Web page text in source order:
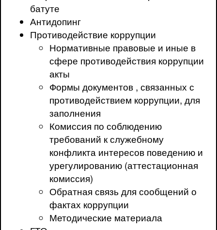
батуте
Антидопинг
Противодействие коррупции
Нормативные правовые и иные в
сфере противодействия коррупции
акты
Формы документов , связанных с
противодействием коррупции, для
заполнения
Комиссия по соблюдению
требований к служебному
конфликта интересов поведению и
урегулированию (аттестационная
комиссия)
Обратная связь для сообщений о
фактах коррупции
Методические материала